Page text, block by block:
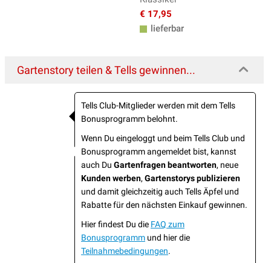
€ 17,95
lieferbar
Gartenstory teilen & Tells gewinnen...
Tells Club-Mitglieder werden mit dem Tells
Bonusprogramm belohnt.
Wenn Du eingeloggt und beim Tells Club und
Bonusprogramm angemeldet bist, kannst
auch Du Gartenfragen beantworten, neue
Kunden werben, Gartenstorys publizieren
und damit gleichzeitig auch Tells Äpfel und
Rabatte für den nächsten Einkauf gewinnen.
Hier findest Du die FAQ zum
Bonusprogramm und hier die
Teilnahmebedingungen.